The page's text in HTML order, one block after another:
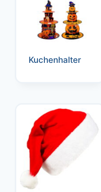
Kuchenhalter